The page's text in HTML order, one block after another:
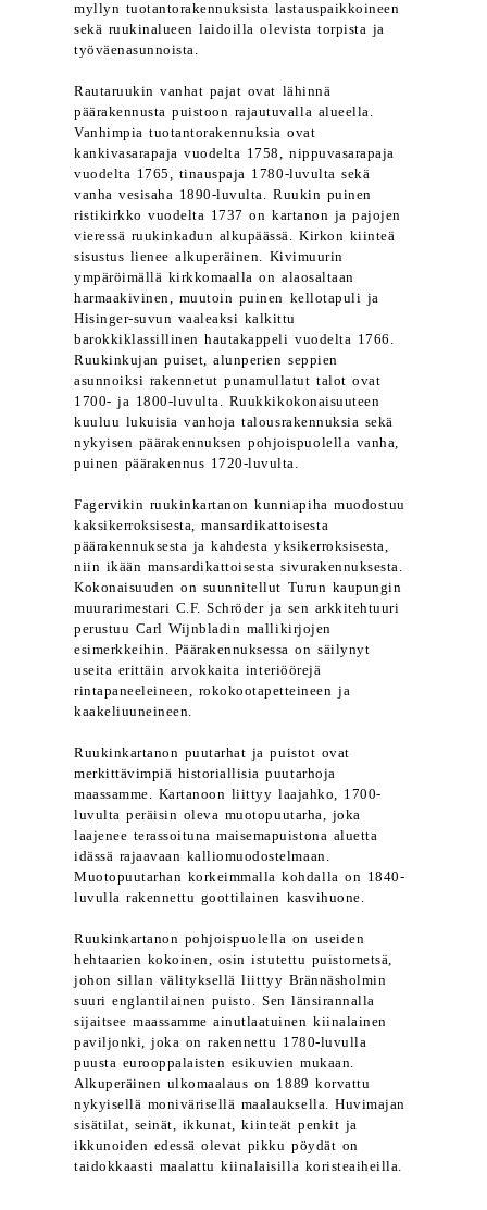
myllyn tuotantorakennuksista lastauspaikkoineen
sekä ruukinalueen laidoilla olevista torpista ja
työväenasunnoista.
Rautaruukin vanhat pajat ovat lähinnä
päärakennusta puistoon rajautuvalla alueella.
Vanhimpia tuotantorakennuksia ovat
kankivasarapaja vuodelta 1758, nippuvasarapaja
vuodelta 1765, tinauspaja 1780-luvulta sekä
vanha vesisaha 1890-luvulta. Ruukin puinen
ristikirkko vuodelta 1737 on kartanon ja pajojen
vieressä ruukinkadun alkupäässä. Kirkon kiinteä
sisustus lienee alkuperäinen. Kivimuurin
ympäröimällä kirkkomaalla on alaosaltaan
harmaakivinen, muutoin puinen kellotapuli ja
Hisinger-suvun vaaleaksi kalkittu
barokkiklassillinen hautakappeli vuodelta 1766.
Ruukinkujan puiset, alunperien seppien
asunnoiksi rakennetut punamullatut talot ovat
1700- ja 1800-luvulta. Ruukkikokonaisuuteen
kuuluu lukuisia vanhoja talousrakennuksia sekä
nykyisen päärakennuksen pohjoispuolella vanha,
puinen päärakennus 1720-luvulta.
Fagervikin ruukinkartanon kunniapiha muodostuu
kaksikerroksisesta, mansardikattoisesta
päärakennuksesta ja kahdesta yksikerroksisesta,
niin ikään mansardikattoisesta sivurakennuksesta.
Kokonaisuuden on suunnitellut Turun kaupungin
muurarimestari C.F. Schröder ja sen arkkitehtuuri
perustuu Carl Wijnbladin mallikirjojen
esimerkkeihin. Päärakennuksessa on säilynyt
useita erittäin arvokkaita interiöörejä
rintapaneeleineen, rokokootapetteineen ja
kaakeliuuneineen.
Ruukinkartanon puutarhat ja puistot ovat
merkittävimpiä historiallisia puutarhoja
maassamme. Kartanoon liittyy laajahko, 1700-
luvulta peräisin oleva muotopuutarha, joka
laajenee terassoituna maisemapuistona aluetta
idässä rajaavaan kalliomuodostelmaan.
Muotopuutarhan korkeimmalla kohdalla on 1840-
luvulla rakennettu goottilainen kasvihuone.
Ruukinkartanon pohjoispuolella on useiden
hehtaarien kokoinen, osin istutettu puistometsä,
johon sillan välityksellä liittyy Brännäsholmin
suuri englantilainen puisto. Sen länsirannalla
sijaitsee maassamme ainutlaatuinen kiinalainen
paviljonki, joka on rakennettu 1780-luvulla
puusta eurooppalaisten esikuvien mukaan.
Alkuperäinen ulkomaalaus on 1889 korvattu
nykyisellä monivärisellä maalauksella. Huvimajan
sisätilat, seinät, ikkunat, kiinteät penkit ja
ikkunoiden edessä olevat pikku pöydät on
taidokkaasti maalattu kiinalaisilla koristeaiheilla.